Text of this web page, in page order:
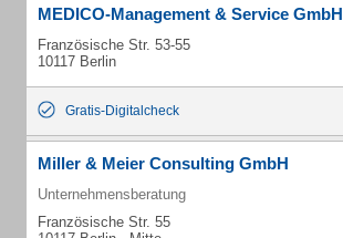
MEDICO-Management & Service GmbH
Französische Str. 53-55
10117 Berlin
Gratis-Digitalcheck
Miller & Meier Consulting GmbH
Unternehmensberatung
Französische Str. 55